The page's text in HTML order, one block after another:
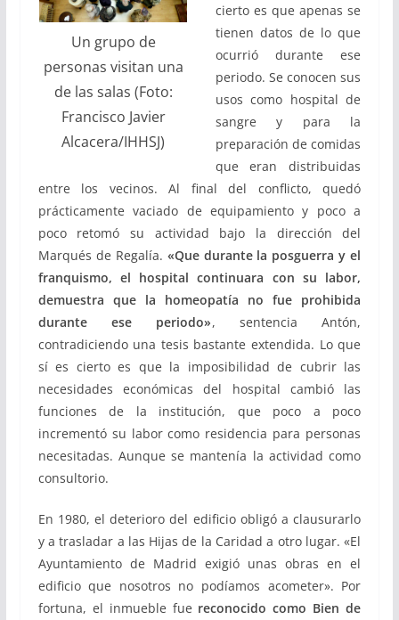
Un grupo de
personas visitan una
de las salas (Foto:
Francisco Javier
Alcacera/IHHSJ)
cierto es que apenas se
tienen datos de lo que
ocurrió durante ese
periodo. Se conocen sus
usos como hospital de
sangre y para la
preparación de comidas
que eran distribuidas
entre los vecinos. Al final del conflicto, quedó
prácticamente vaciado de equipamiento y poco a
poco retomó su actividad bajo la dirección del
Marqués de Regalía. «Que durante la posguerra y el
franquismo, el hospital continuara con su labor,
demuestra que la homeopatía no fue prohibida
durante ese periodo», sentencia Antón,
contradiciendo una tesis bastante extendida. Lo que
sí es cierto es que la imposibilidad de cubrir las
necesidades económicas del hospital cambió las
funciones de la institución, que poco a poco
incrementó su labor como residencia para personas
necesitadas. Aunque se mantenía la actividad como
consultorio.
En 1980, el deterioro del edificio obligó a clausurarlo
y a trasladar a las Hijas de la Caridad a otro lugar. «El
Ayuntamiento de Madrid exigió unas obras en el
edificio que nosotros no podíamos acometer». Por
fortuna, el inmueble fue reconocido como Bien de